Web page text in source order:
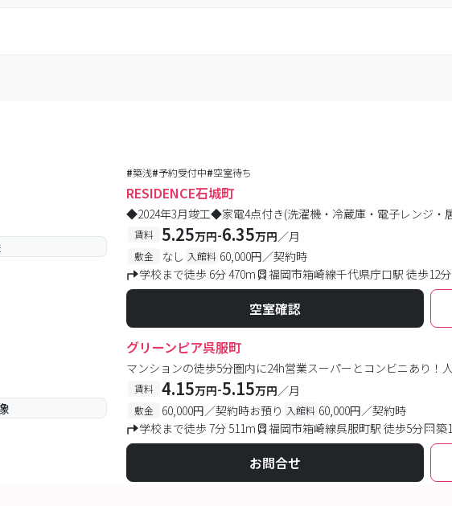
#築浅#予約受付中#空室待ち
RESIDENCE石城町
◆2024年3月竣工◆家電4点付き(洗濯機・冷蔵庫・電子レンジ
賃料 5.25万円-6.35万円／月
敷金 なし 入館料 60,000円／契約時
学校まで徒歩 6分 470m
福岡市箱崎線千代県庁口駅 徒歩12分
空室確認
グリーンピア呉服町
マンションの徒歩5分圏内に24h営業スーパーとコンビニあり！
賃料 4.15万円-5.15万円／月
敷金 60,000円／契約時お預り 入館料 60,000円／契約時
学校まで徒歩 7分 511m
福岡市箱崎線呉服町駅 徒歩5分 築
お問合せ